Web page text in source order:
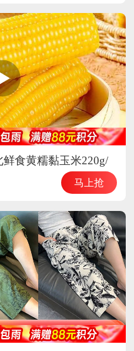
鲜食黄糯黏玉米220g/
马上抢